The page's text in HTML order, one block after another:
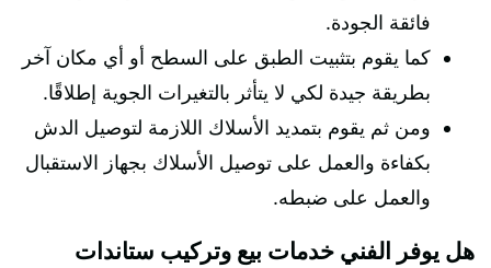
فائقة الجودة.
كما يقوم بتثبيت الطبق على السطح أو أي مكان آخر
بطريقة جيدة لكي لا يتأثر بالتغيرات الجوية إطلاقًا.
ومن ثم يقوم بتمديد الأسلاك اللازمة لتوصيل الدش
بكفاءة والعمل على توصيل الأسلاك بجهاز الاستقبال
والعمل على ضبطه.
هل يوفر الفني خدمات بيع وتركيب ستاندات